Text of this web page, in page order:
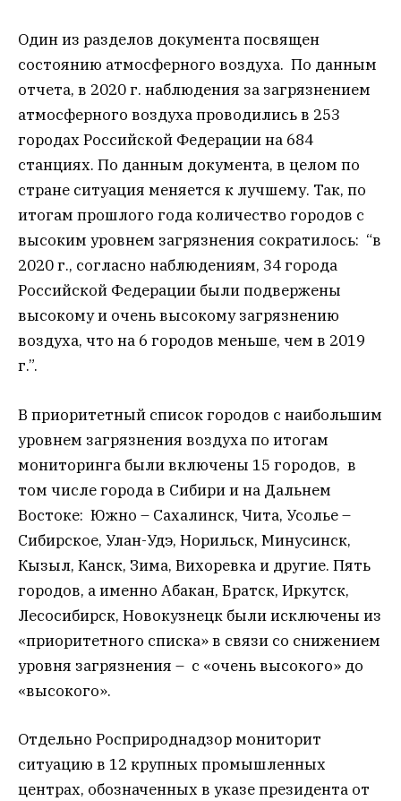
Один из разделов документа посвящен
состоянию атмосферного воздуха. По данным
отчета, в 2020 г. наблюдения за загрязнением
атмосферного воздуха проводились в 253
городах Российской Федерации на 684
станциях. По данным документа, в целом по
стране ситуация меняется к лучшему. Так, по
итогам прошлого года количество городов с
высоким уровнем загрязнения сократилось: “в
2020 г., согласно наблюдениям, 34 города
Российской Федерации были подвержены
высокому и очень высокому загрязнению
воздуха, что на 6 городов меньше, чем в 2019
г.”.
В приоритетный список городов с наибольшим
уровнем загрязнения воздуха по итогам
мониторинга были включены 15 городов, в
том числе города в Сибири и на Дальнем
Востоке: Южно – Сахалинск, Чита, Усолье –
Сибирское, Улан-Удэ, Норильск, Минусинск,
Кызыл, Канск, Зима, Вихоревка и другие. Пять
городов, а именно Абакан, Братск, Иркутск,
Лесосибирск, Новокузнецк были исключены из
«приоритетного списка» в связи со снижением
уровня загрязнения – с «очень высокого» до
«высокого».
Отдельно Росприроднадзор мониторит
ситуацию в 12 крупных промышленных
центрах, обозначенных в указе президента от